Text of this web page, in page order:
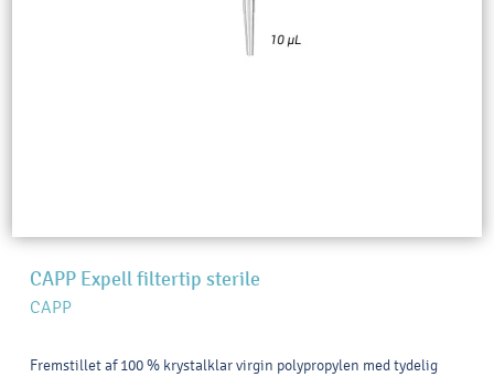
CAPP Expell filtertip sterile
CAPP
Fremstillet af 100 % krystalklar virgin polypropylen med tydelig